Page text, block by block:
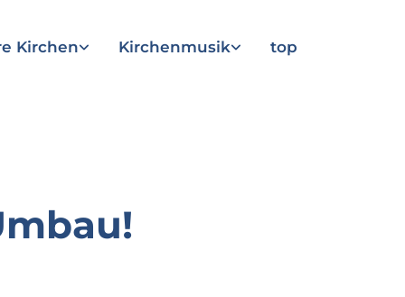
Kirchen Kirchenmusik top